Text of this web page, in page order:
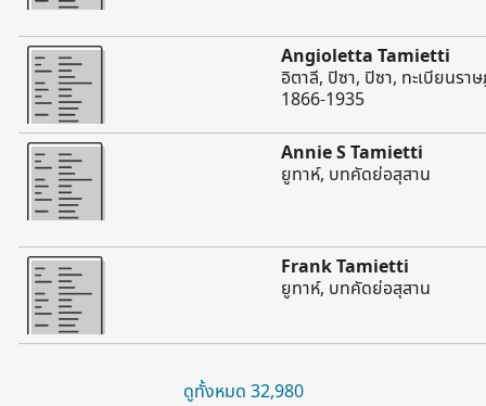
มากขึ้น
Angioletta Tamietti
อิตาลี, ปิซา, ปิซา, ทะเบียนร
1866-1935
มากขึ้น
Annie S Tamietti
ยูทาห์, บทคัดย่อสุสาน
มากขึ้น
Frank Tamietti
ยูทาห์, บทคัดย่อสุสาน
ดูทั้งหมด 32,980